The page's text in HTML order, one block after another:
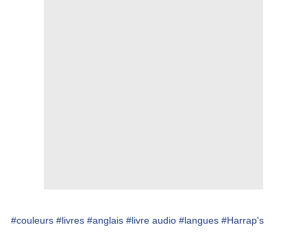
#couleurs #livres #anglais #livre audio #langues #Harrap's